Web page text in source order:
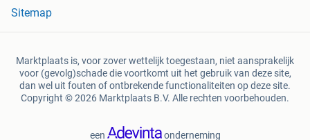
Sitemap
Marktplaats is, voor zover wettelijk toegestaan, niet aansprakelijk
voor (gevolg)schade die voortkomt uit het gebruik van deze site,
dan wel uit fouten of ontbrekende functionaliteiten op deze site.
Copyright © 2026 Marktplaats B.V. Alle rechten voorbehouden.
een onderneming